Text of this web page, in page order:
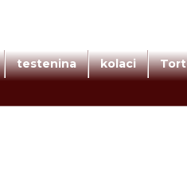
testenina kolaci